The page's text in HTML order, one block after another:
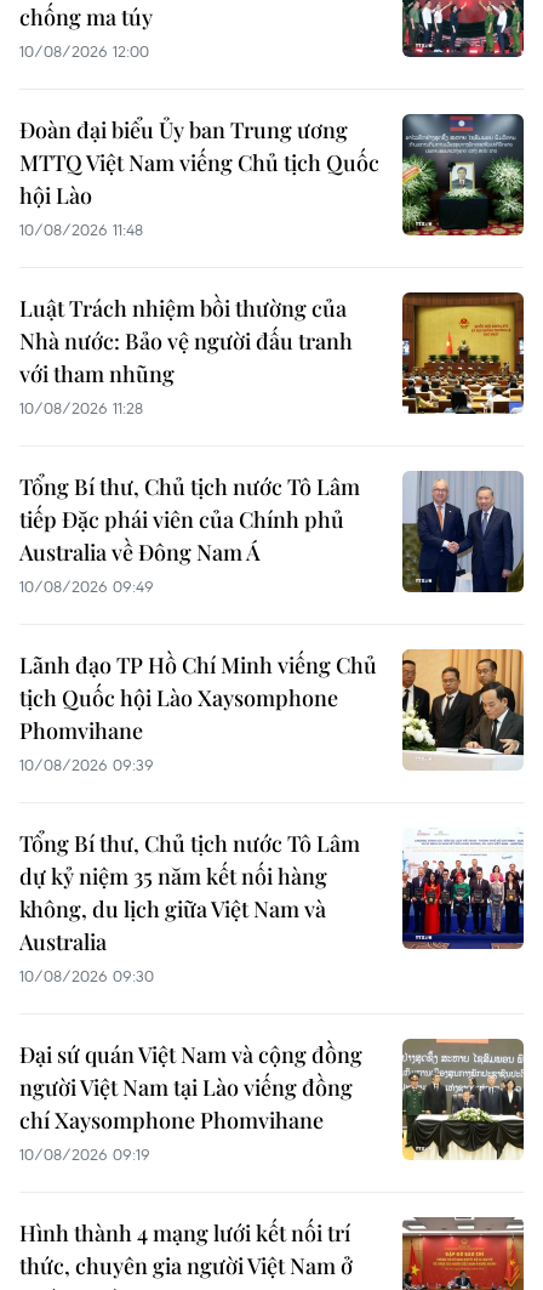
chống ma túy
10/08/2026 12:00
Đoàn đại biểu Ủy ban Trung ương
MTTQ Việt Nam viếng Chủ tịch Quốc
hội Lào
10/08/2026 11:48
Luật Trách nhiệm bồi thường của
Nhà nước: Bảo vệ người đấu tranh
với tham nhũng
10/08/2026 11:28
Tổng Bí thư, Chủ tịch nước Tô Lâm
tiếp Đặc phái viên của Chính phủ
Australia về Đông Nam Á
10/08/2026 09:49
Lãnh đạo TP Hồ Chí Minh viếng Chủ
tịch Quốc hội Lào Xaysomphone
Phomvihane
10/08/2026 09:39
Tổng Bí thư, Chủ tịch nước Tô Lâm
dự kỷ niệm 35 năm kết nối hàng
không, du lịch giữa Việt Nam và
Australia
10/08/2026 09:30
Đại sứ quán Việt Nam và cộng đồng
người Việt Nam tại Lào viếng đồng
chí Xaysomphone Phomvihane
10/08/2026 09:19
Hình thành 4 mạng lưới kết nối trí
thức, chuyên gia người Việt Nam ở